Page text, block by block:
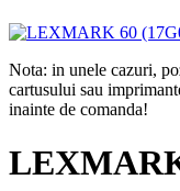
Nota: in unele cazuri,
cartusului sau
inainte de comanda!